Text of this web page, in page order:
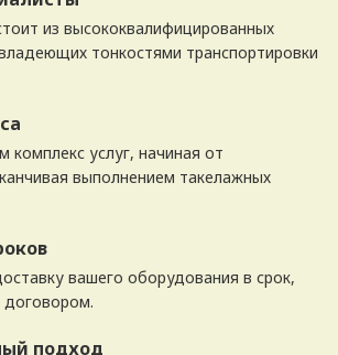
из высококвалифицированных
тонкостями транспортировки
услуг, начиная от
выполнением такелажных
вашего оборудования в срок,
подход